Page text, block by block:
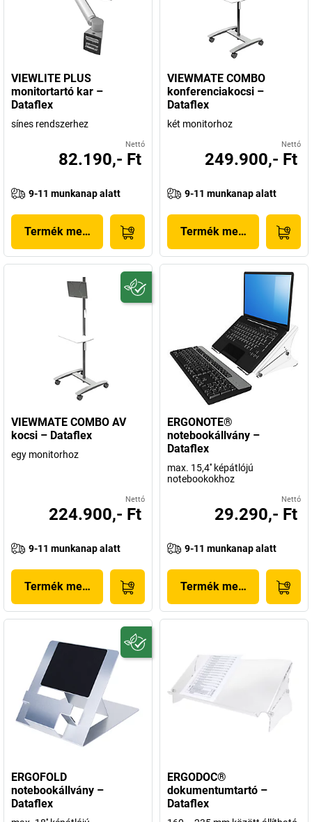
VIEWLITE PLUS
monitortartó kar –
Dataflex
sínes rendszerhez
Nettó
82.190,- Ft
9-11 munkanap alatt
Termék megjelenítése
VIEWMATE COMBO
konferenciakocsi –
Dataflex
két monitorhoz
Nettó
249.900,- Ft
9-11 munkanap alatt
Termék megjelenítése
VIEWMATE COMBO AV
kocsi – Dataflex
egy monitorhoz
Nettó
224.900,- Ft
9-11 munkanap alatt
Termék megjelenítése
ERGONOTE®
notebookállvány –
Dataflex
max. 15,4'' képátlójú
notebookokhoz
Nettó
29.290,- Ft
9-11 munkanap alatt
Termék megjelenítése
ERGOFOLD
notebookállvány –
Dataflex
ERGODOC®
dokumentumtartó –
Dataflex